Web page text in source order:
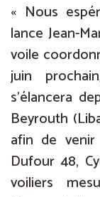
« Nous
lance Jean-
voile
juin
s’élancera
Beyrouth
afin de venir
Dufour 48,
voiliers